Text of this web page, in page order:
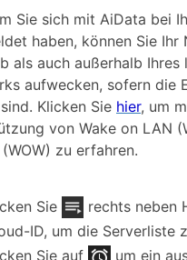
Sie sich mit AiData bei
haben, können Sie Ihr
als auch außerhalb Ihres
aufwecken, sofern die
Klicken Sie hier, um
von Wake on LAN
zu erfahren.
Sie
rechts neben
ID, um die Serverliste
Sie auf
um ein